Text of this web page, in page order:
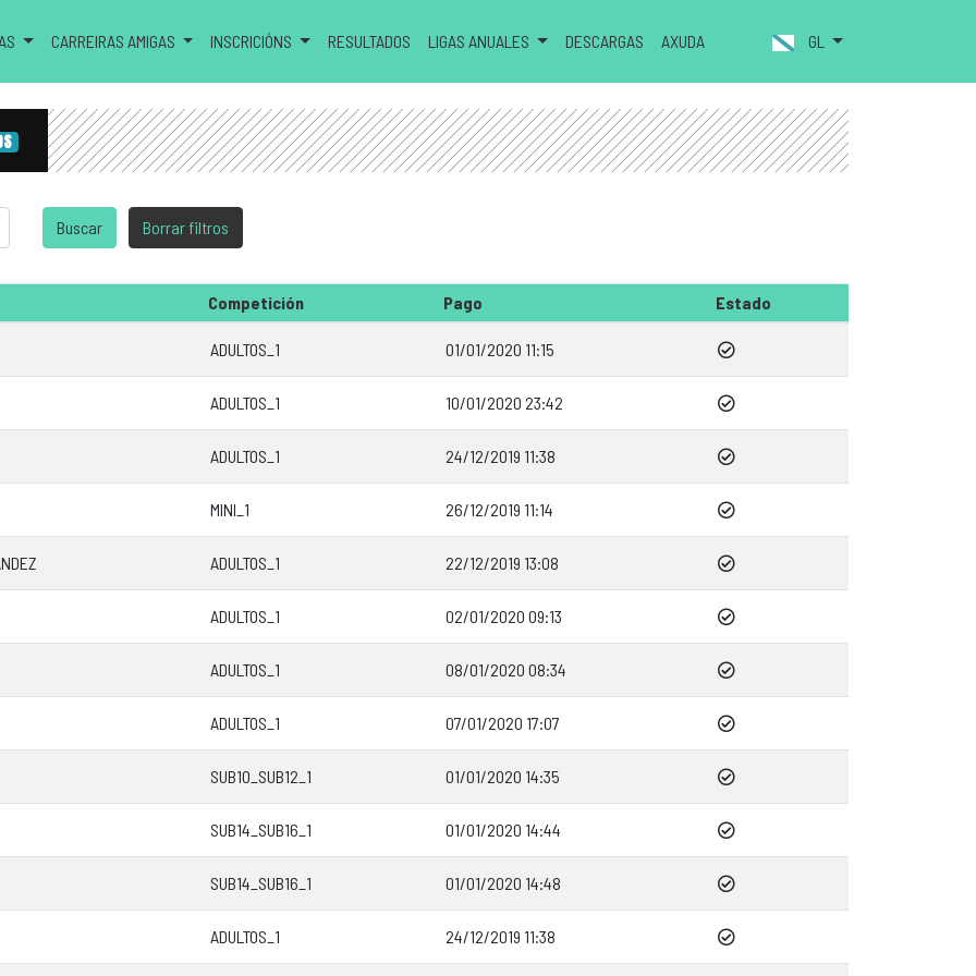
CARREIRAS AMIGAS INSCRICIÓNS RESULTADOS LIGAS ANUALES DESCARGAS AXUDA GL
Competición Pago Estado
ADULTOS_1 01/01/2020 11:15
ADULTOS_1 10/01/2020 23:42
ADULTOS_1 24/12/2019 11:38
MINI_1 26/12/2019 11:14
ADULTOS_1 22/12/2019 13:08
ADULTOS_1 02/01/2020 09:13
ADULTOS_1 08/01/2020 08:34
ADULTOS_1 07/01/2020 17:07
SUB10_SUB12_1 01/01/2020 14:35
SUB14_SUB16_1 01/01/2020 14:44
SUB14_SUB16_1 01/01/2020 14:48
ADULTOS_1 24/12/2019 11:38